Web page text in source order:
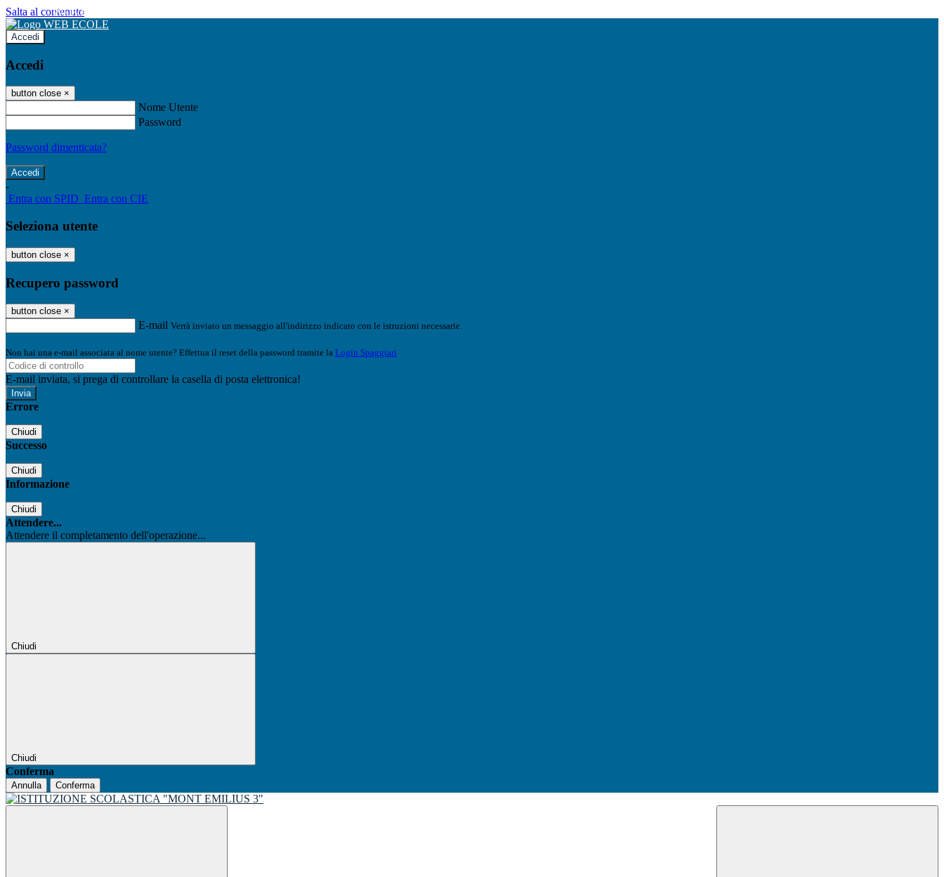
Salta al contenuto
WEB ECOLE
Accedi
Accedi
button close ×
Nome Utente
Password
Password dimenticata?
-
Entra con SPID Entra con CIE
Seleziona utente
button close ×
Recupero password
button close ×
E-mail Verrà inviato un messaggio all'indirizzo indicato con le istruzioni necessarie.
Non hai una e-mail associata al nome utente? Effettua il reset della password tramite la Login Spaggiari
E-mail inviata, si prega di controllare la casella di posta elettronica!
Errore
Chiudi
Successo
Chiudi
Informazione
Chiudi
Attendere...
Attendere il completamento dell'operazione...
Chiudi
Chiudi
Conferma
Annulla Conferma